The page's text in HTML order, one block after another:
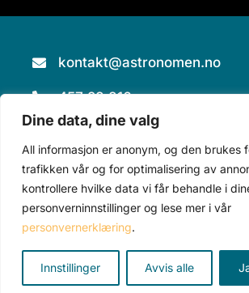
Dine data, dine valg
All informasjon er anonym, og den brukes
trafikken vår og for optimalisering av
kontrollere hvilke data vi får behandle i
personverninnstillinger og lese mer i vår
personvernerklæring.
Innstillinger Avvis alle
kontakt@astronomen.no
457 28 816
Piperveien 490, 2743
Teleskop Tilbehør Alle